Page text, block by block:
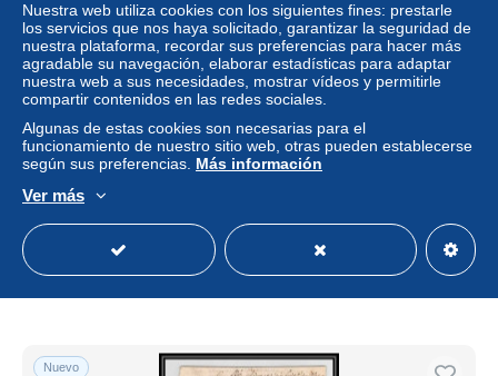
40201 Riom Auvergne Devaux N°300 Indice 5 18 mai 1922
complet 8 pages Lettre document très ancien 18ème
± 20,22 US$
Nuevo
Nuestra web utiliza cookies con los siguientes fines: prestarle
los servicios que nos haya solicitado, garantizar la seguridad de
nuestra plataforma, recordar sus preferencias para hacer más
agradable su navegación, elaborar estadísticas para adaptar
nuestra web a sus necesidades, mostrar vídeos y permitirle
compartir contenidos en las redes sociales.
Algunas de estas cookies son necesarias para el
funcionamiento de nuestro sitio web, otras pueden establecerse
según sus preferencias. Más información
Ver más